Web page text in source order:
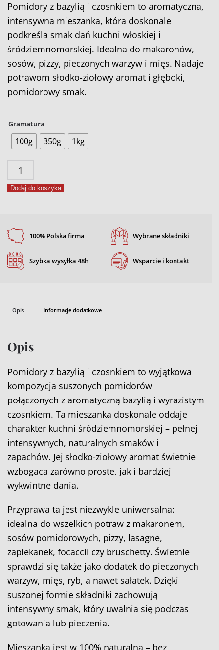
Pomidory z bazylią i czosnkiem to aromatyczna,
intensywna mieszanka, która doskonale
podkreśla smak dań kuchni włoskiej i
śródziemnomorskiej. Idealna do makaronów,
sosów, pizzy, pieczonych warzyw i mięs. Nadaje
potrawom słodko-ziołowy aromat i głęboki,
pomidorowy smak.
Gramatura
100g 350g 1kg
ilość
Pomidory
z
czosnkiem
Dodaj do koszyka
100% Polska firma
Szybka wysyłka 48h
Wybrane składniki
Wsparcie i kontakt
Opis Informacje dodatkowe
Opis
Pomidory z bazylią i czosnkiem to wyjątkowa
kompozycja suszonych pomidorów
połączonych z aromatyczną bazylią i wyrazistym
czosnkiem. Ta mieszanka doskonale oddaje
charakter kuchni śródziemnomorskiej – pełnej
intensywnych, naturalnych smaków i
zapachów. Jej słodko-ziołowy aromat świetnie
wzbogaca zarówno proste, jak i bardziej
wykwintne dania.
Przyprawa ta jest niezwykle uniwersalna:
idealna do wszelkich potraw z makaronem,
sosów pomidorowych, pizzy, lasagne,
zapiekanek, focaccii czy bruschetty. Świetnie
sprawdzi się także jako dodatek do pieczonych
warzyw, mięs, ryb, a nawet sałatek. Dzięki
suszonej formie składniki zachowują
intensywny smak, który uwalnia się podczas
gotowania lub pieczenia.
Mieszanka jest w 100% naturalna – bez